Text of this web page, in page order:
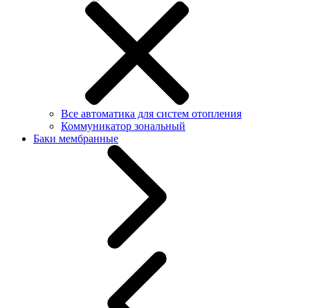
Все автоматика для систем отопления
Коммуникатор зональный
Баки мембранные